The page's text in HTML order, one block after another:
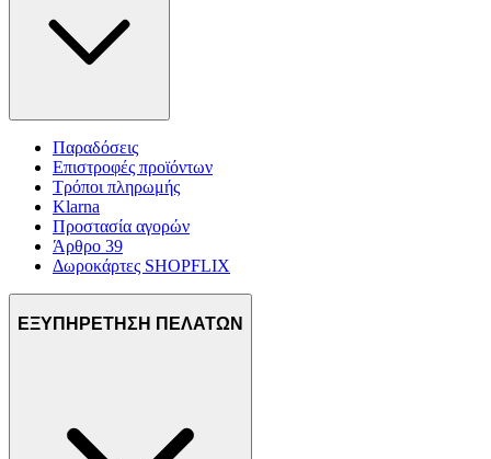
Παραδόσεις
Επιστροφές προϊόντων
Τρόποι πληρωμής
Klarna
Προστασία αγορών
Άρθρο 39
Δωροκάρτες SHOPFLIX
ΕΞΥΠΗΡΕΤΗΣΗ ΠΕΛΑΤΩΝ